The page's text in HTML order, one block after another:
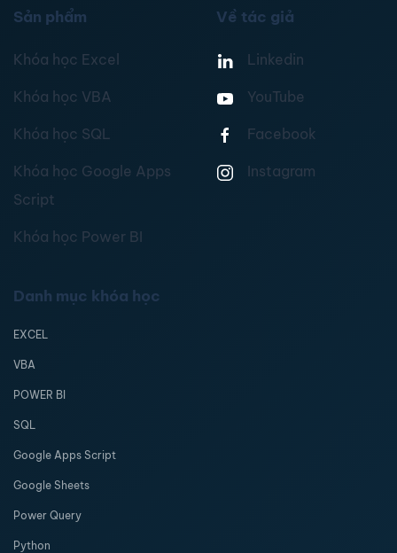
Sản phẩm
Khóa học Excel
Khóa học VBA
Khóa học SQL
Khóa học Google Apps
Script
Khóa học Power BI
Về tác giả
Linkedin
YouTube
Facebook
Instagram
Danh mục khóa học
EXCEL
VBA
POWER BI
SQL
Google Apps Script
Google Sheets
Power Query
Python